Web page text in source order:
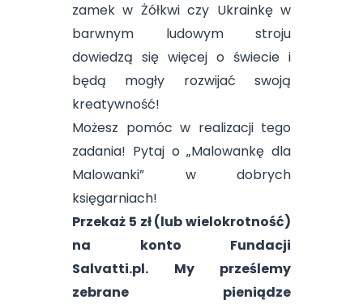
zamek w Żółkwi czy Ukrainkę w
barwnym ludowym stroju
dowiedzą się więcej o świecie i
będą mogły rozwijać swoją
kreatywność!
Możesz pomóc w realizacji tego
zadania! Pytaj o „Malowankę dla
Malowanki” w dobrych
księgarniach!
Przekaż 5 zł (lub wielokrotność)
na konto Fundacji
Salvatti.pl. My prześlemy
zebrane pieniądze